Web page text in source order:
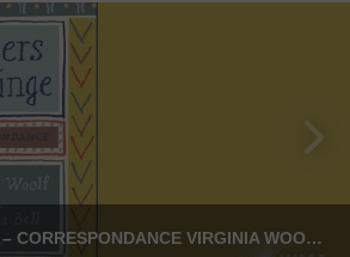
BAISERS DU SINGE – CORRESPONDANCE VIRGINIA WOOLF & VANESSA BELL